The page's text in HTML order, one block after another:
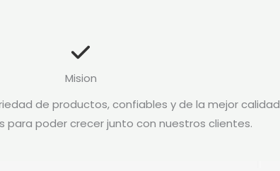
Mision
de productos, confiables y de la mejor calidad
para poder crecer junto con nuestros clientes.